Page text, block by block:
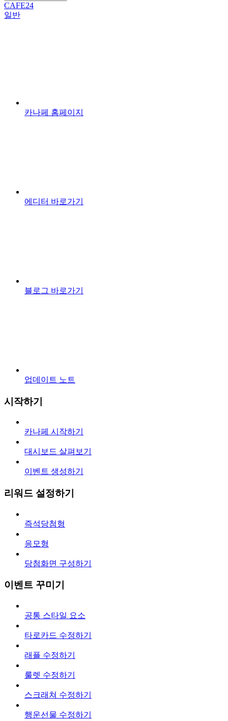
CAFE24
일반
카나페 홈페이지
에디터 바로가기
블로그 바로가기
업데이트 노트
시작하기
카나페 시작하기
대시보드 살펴보기
이벤트 생성하기
리워드 설정하기
즉석당첨형
응모형
당첨화면 구성하기
이벤트 꾸미기
공통 스타일 요소
타로카드 수정하기
래플 수정하기
룰렛 수정하기
스크래쳐 수정하기
행운선물 수정하기